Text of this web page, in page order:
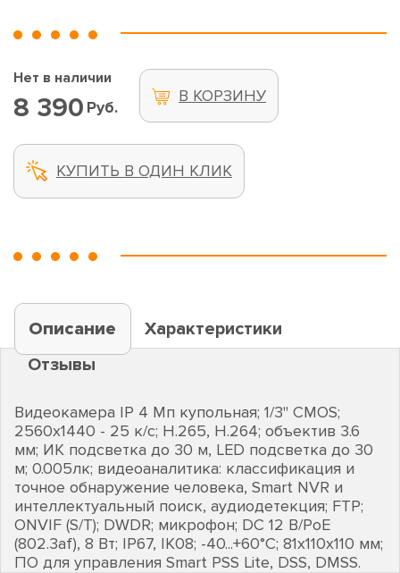
Нет в наличии
8 390 Руб.
В КОРЗИНУ
КУПИТЬ В ОДИН КЛИК
Описание
Характеристики
Отзывы
Видеокамера IP 4 Мп купольная; 1/3" CMOS;
2560х1440 - 25 к/с; H.265, H.264; объектив 3.6
мм; ИК подсветка до 30 м, LED подсветка до 30
м; 0.005лк; видеоаналитика: классификация и
точное обнаружение человека, Smart NVR и
интеллектуальный поиск, аудиодетекция; FTP;
ONVIF (S/T); DWDR; микрофон; DC 12 В/PoE
(802.3af), 8 Вт; IP67, IK08; -40...+60°C; 81х110х110 мм;
ПО для управления Smart PSS Lite, DSS, DMSS.